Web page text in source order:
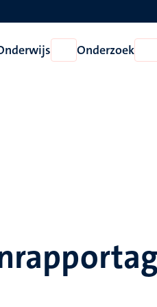
Open
Onderwijs
Onderzoek